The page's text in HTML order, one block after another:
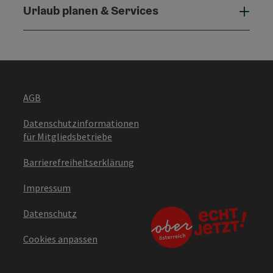
Urlaub planen & Services
AGB
Datenschutzinformationen
für Mitgliedsbetriebe
Barrierefreiheitserklärung
Impressum
Datenschutz
Cookies anpassen